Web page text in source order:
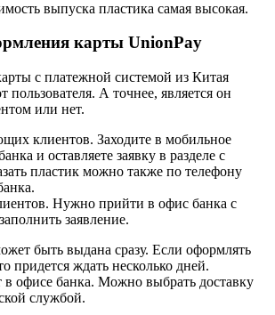
выпуска пластика самая высокая.
карты UnionPay
с платежной системой из Китая
пользователя. А точнее, является он
или нет.
клиентов. Заходите в мобильное
и оставляете заявку в разделе с
пластик можно также по телефону
Нужно прийти в офис банка с
заявление.
быть выдана сразу. Если оформлять
придется ждать несколько дней.
в офисе банка. Можно выбрать доставку
службой.